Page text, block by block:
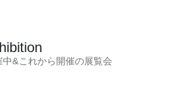
中&これから開催の展覧会